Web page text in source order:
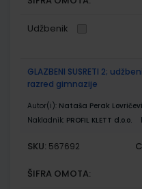
Udžbenik
GLAZBENI SUSRETI 2;
razred gimnazije
Autor(i): Nataša Perak
Nakladnik: PROFIL KLETT d.o.o.
SKU: 567692
ŠIFRA OMOTA: